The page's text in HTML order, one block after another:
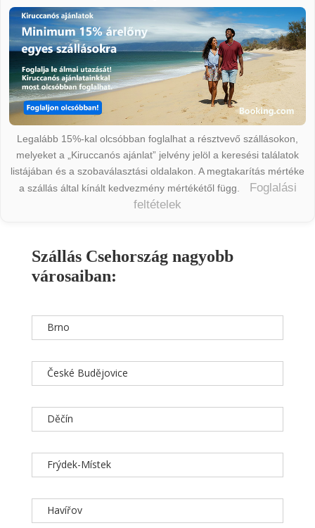
Legalább 15%-kal olcsóbban foglalhat a résztvevő szállásokon,
melyeket a „Kiruccanós ajánlat” jelvény jelöl a keresési találatok
listájában és a szobaválasztási oldalakon. A megtakarítás mértéke
a szállás által kínált kedvezmény mértékétől függ.
Foglalási
feltételek
Szállás Csehország nagyobb
városaiban:
Brno
České Budějovice
Děčín
Frýdek-Místek
Havířov